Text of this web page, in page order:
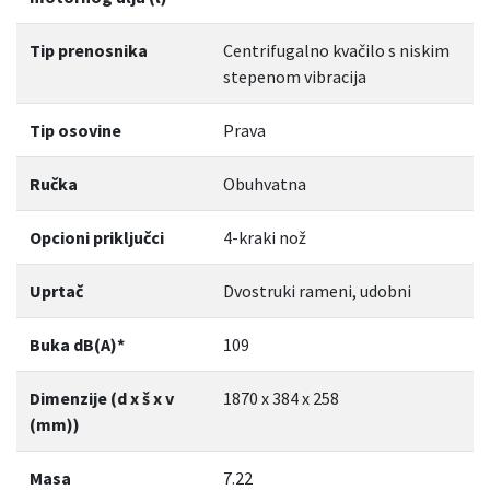
Udobna dvostruko ubrizgana plastična ručka i gumeni
Za bolje držanje ručka je omotana dodatnim slojem gume.
Dvostruke X-Y osi, podesiva ručka
Ručku možete prilagoditi bez dodatne upotrebe alata tako
vrijeme osiguravajući pravu ravnotežu.
6-slojna, prijenosna osovina
Osigurava maksimalan prijenos zakretnog momenta na spoj
Tip prenosnika
Centrifugalno kvačilo s niskim
stepenom vibracija
Tip osovine Prava
Ručka Obuhvatna
Opcioni priključci 4-kraki nož
Uprtač Dvostruki rameni, udobni
Buka dB(A)* 109
Dimenzije (d x š x v
(mm))
1870 x 384 x 258
Masa 7.22